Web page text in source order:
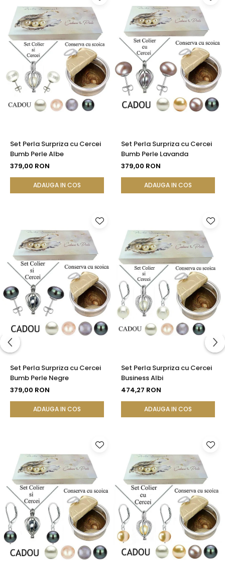
Set Perla Surpriza cu Cercei
Bumb Perle Albe
379,00 RON
ADAUGA IN COS
Set Perla Surpriza cu Cercei
Bumb Perle Lavanda
379,00 RON
ADAUGA IN COS
Set Perla Surpriza cu Cercei
Bumb Perle Negre
379,00 RON
ADAUGA IN COS
Set Perla Surpriza cu Cercei
Business Albi
474,27 RON
ADAUGA IN COS